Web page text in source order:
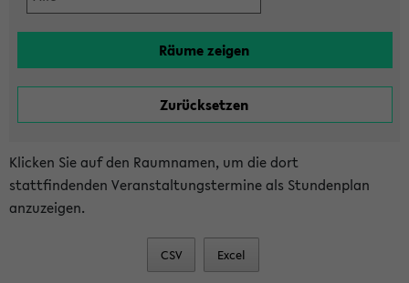
Klicken Sie auf den Raumnamen, um die dort
stattfindenden Veranstaltungstermine als Stundenplan
anzuzeigen.
CSV Excel